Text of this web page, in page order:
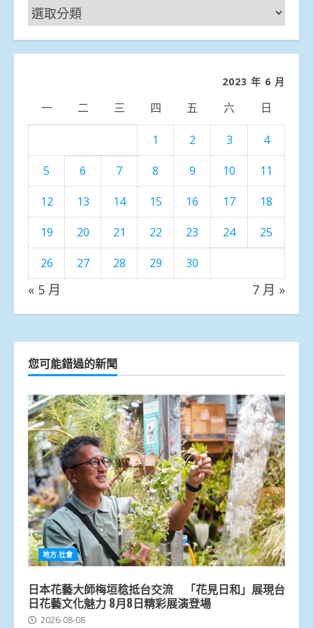
新
聞
分
2023 年 6 月
一 二 三 四 五 六 日
1 2 3
4
5
6 7 8 9 10
11
12
13 14 15 16 17
18
19
20 21 22 23 24
25
26
27 28 29 30
« 5 月 7 月 »
您可能錯過的新聞
地方.社會
日本花藝大師梅垣稔抵台交流 「花見日和」展現台
日花藝文化魅力 8月8日精彩展演登場
2026-08-08